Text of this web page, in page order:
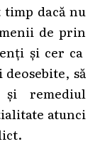
dacă nu
de prin
și cer ca
să
și remediul
atunci